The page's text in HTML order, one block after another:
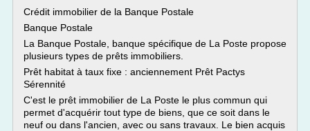
Crédit immobilier de la Banque Postale
Banque Postale
La Banque Postale, banque spécifique de La Poste propose
plusieurs types de prêts immobiliers.
Prêt habitat à taux fixe : anciennement Prêt Pactys
Sérennité
C'est le prêt immobilier de La Poste le plus commun qui
permet d'acquérir tout type de biens, que ce soit dans le
neuf ou dans l'ancien, avec ou sans travaux. Le bien acquis